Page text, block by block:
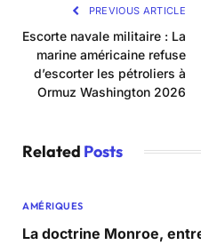
PREVIOUS ARTICLE
Escorte navale militaire : La
marine américaine refuse
d’escorter les pétroliers à
Ormuz Washington 2026
Related Posts
AMÉRIQUES
La doctrine Monroe,